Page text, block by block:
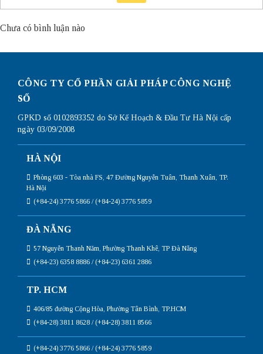
Chưa có bình luận nào
CÔNG TY CỔ PHẦN GIẢI PHÁP CÔNG NGHỆ
SỐ
GPKD số 0102893352 do Sở Kế Hoạch & Đầu Tư Hà Nội cấp
ngày 03/09/2008
HÀ NỘI
Phòng 603 - Tòa nhà FS, 47 Đường Nguyễn Tuân, Thanh Xuân, TP.
Hà Nội
(+84-24) 3776 5866 / (+84-24) 3776 5859
ĐÀ NẴNG
57 Nguyễn Thanh Năm, Phường Thanh Khê, TP Đà Nẵng
(+84-23) 6358 8886 / (+84-23) 6361 2886
TP. HCM
406/85 đường Cộng Hòa, Phường Tân Bình, TP.HCM
(+84-28) 3811 8628 / (+84-28) 3811 8566
(+84-24) 3776 5866 / (+84-24) 3776 5859